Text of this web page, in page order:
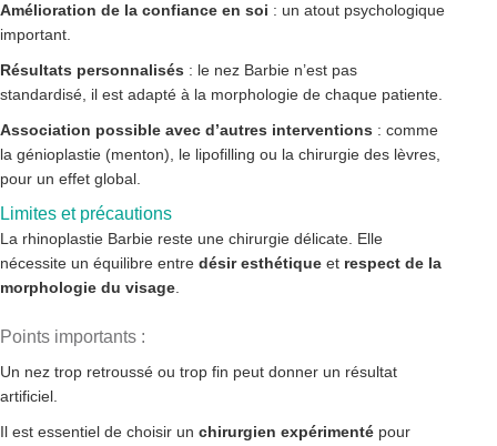
Amélioration de la confiance en soi : un atout psychologique
important.
Résultats personnalisés : le nez Barbie n’est pas
standardisé, il est adapté à la morphologie de chaque patiente.
Association possible avec d’autres interventions : comme
la génioplastie (menton), le lipofilling ou la chirurgie des lèvres,
pour un effet global.
Limites et précautions
La rhinoplastie Barbie reste une chirurgie délicate. Elle
nécessite un équilibre entre désir esthétique et respect de la
morphologie du visage
Points importants :
Un nez trop retroussé ou trop fin peut donner un résultat
artificiel.
Il est essentiel de choisir un chirurgien expérimenté pour